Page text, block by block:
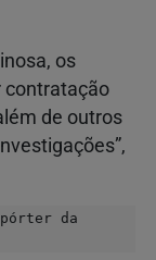
os
contratação
de outros
da